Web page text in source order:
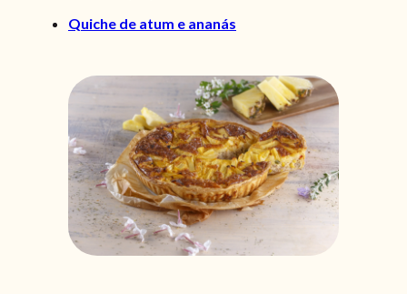
Quiche de atum e ananás